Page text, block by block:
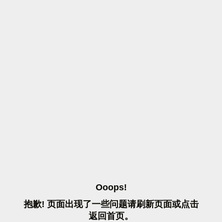
OOOPS!
抱歉! 页面出现了一些问题请刷 新页面或点击
返 回首页。